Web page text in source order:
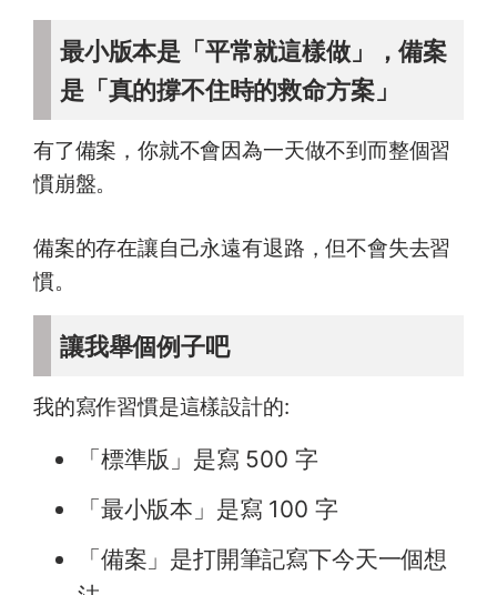
最小版本是「平常就這樣做」，備案
是「真的撐不住時的救命方案」
有了備案，你就不會因為一天做不到而整個習
慣崩盤。
備案的存在讓自己永遠有退路，但不會失去習
慣。
讓我舉個例子吧
我的寫作習慣是這樣設計的:
「標準版」是寫 500 字
「最小版本」是寫 100 字
「備案」是打開筆記寫下今天一個想